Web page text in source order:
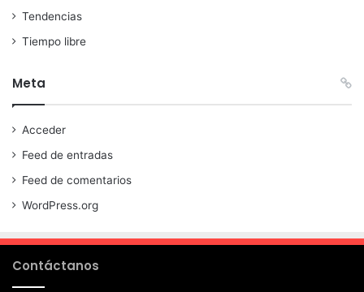
Tendencias
Tiempo libre
Meta
Acceder
Feed de entradas
Feed de comentarios
WordPress.org
Contáctanos